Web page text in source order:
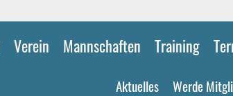
Verein Mannschaften Training
Aktuelles Werde